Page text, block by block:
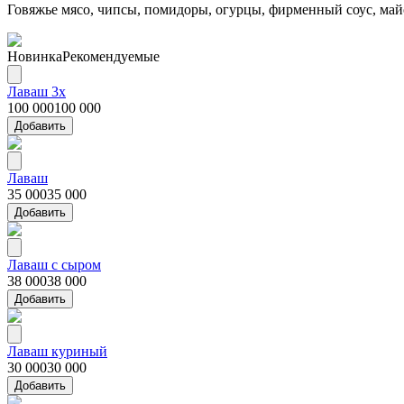
Говяжье мясо, чипсы, помидоры, огурцы, фирменный соус,
НовинкаРекомендуемые
Лаваш 3x
100 000100 000
Добавить
Лаваш
35 00035 000
Добавить
Лаваш с сыром
38 00038 000
Добавить
Лаваш куриный
30 00030 000
Добавить